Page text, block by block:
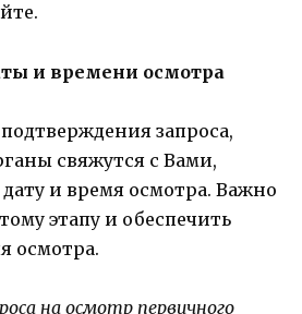
и времени осмотра
запроса,
свяжутся с Вами,
и время осмотра. Важно
этапу и обеспечить
осмотра.
на осмотр первичного